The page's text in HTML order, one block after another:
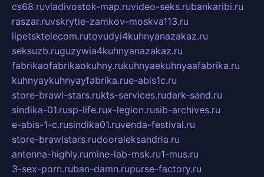
cs68.ruvladivostok-map.ruvideo-seks.rubankaribi.ru
raszar.ruvskrytie-zamkov-moskva113.ru
lipetsktelecom.rutovudyi4kuhnyanazakaz.ru
seksuzb.ruguzywia4kuhnyanazakaz.ru
fabrikaofabrikaokuhny.rukuhnyaekuhnyaafabrika.ru
kuhnyaykuhnyayfabrika.rue-abis1c.ru
store-brawl-stars.rukts-services.rudark-sand.ru
sindika-01.rusp-life.rux-legion.rusib-archives.ru
e-abis-1-c.rusindika01.ruvenda-festival.ru
store-brawlstars.rudooraleksandria.ru
antenna-highly.rumine-lab-msk.ru1-mus.ru
3-sex-porn.ruban-damn.rupurse-factory.ru